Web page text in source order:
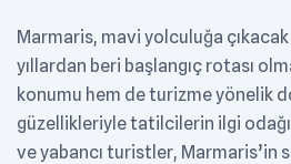
Marmaris, mavi yolculuğa
yıllardan beri başlangıç rotası
konumu hem de turizme yönelik
güzellikleriyle tatilcilerin ilgi
ve yabancı turistler, Marmaris’in